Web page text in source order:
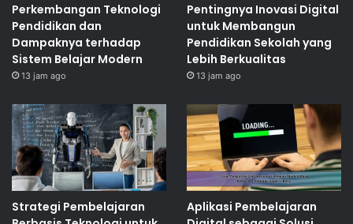
Perkembangan Teknologi
Pendidikan dan
Dampaknya terhadap
Sistem Belajar Modern
13 jam ago
Pentingnya Inovasi Digital
untuk Membangun
Pendidikan Sekolah yang
Lebih Berkualitas
13 jam ago
Strategi Pembelajaran
Aplikasi Pembelajaran